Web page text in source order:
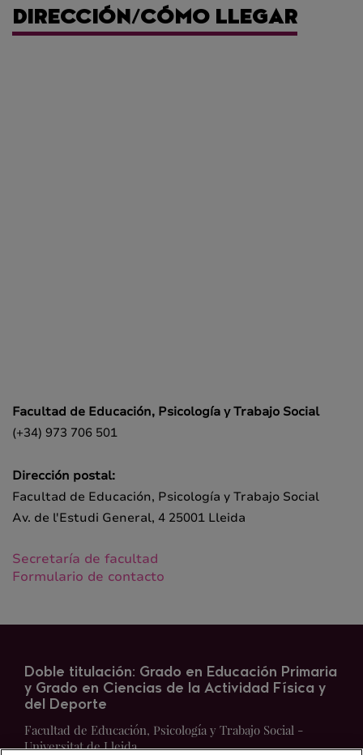
DIRECCIÓN/CÓMO LLEGAR
Facultad de Educación, Psicología y Trabajo Social
(+34) 973 706 501
Dirección postal:
Facultad de Educación, Psicología y Trabajo Social
Av. de l'Estudi General, 4 25001 Lleida
Secretaría de facultad
Formulario de contacto
Doble titulación: Grado en Educación Primaria
y Grado en Ciencias de la Actividad Física y
del Deporte
Facultad de Educación, Psicología y Trabajo Social -
Universitat de Lleida